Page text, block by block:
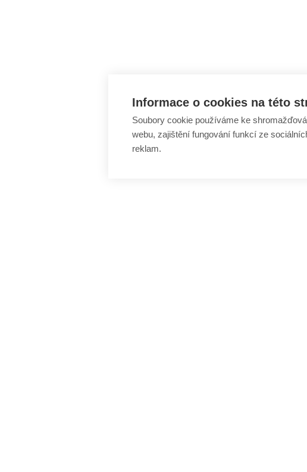
Informace o cookies na této
Soubory cookie používáme ke
webu, zajištění fungování funkcí ze
reklam.